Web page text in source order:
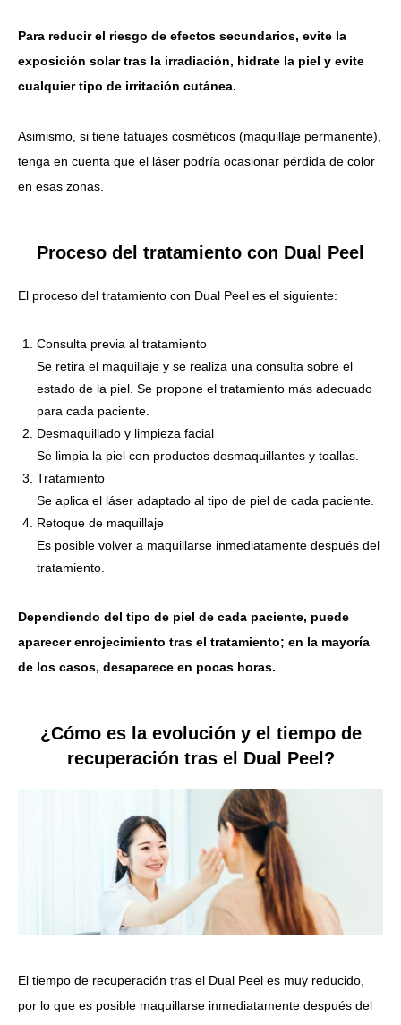
Para reducir el riesgo de efectos secundarios, evite la
exposición solar tras la irradiación, hidrate la piel y evite
cualquier tipo de irritación cutánea.
Asimismo, si tiene tatuajes cosméticos (maquillaje permanente),
tenga en cuenta que el láser podría ocasionar pérdida de color
en esas zonas.
Proceso del tratamiento con Dual Peel
El proceso del tratamiento con Dual Peel es el siguiente:
Consulta previa al tratamiento
Se retira el maquillaje y se realiza una consulta sobre el
estado de la piel. Se propone el tratamiento más adecuado
para cada paciente.
Desmaquillado y limpieza facial
Se limpia la piel con productos desmaquillantes y toallas.
Tratamiento
Se aplica el láser adaptado al tipo de piel de cada paciente.
Retoque de maquillaje
Es posible volver a maquillarse inmediatamente después del
tratamiento.
Dependiendo del tipo de piel de cada paciente, puede
aparecer enrojecimiento tras el tratamiento; en la mayoría
de los casos, desaparece en pocas horas.
¿Cómo es la evolución y el tiempo de
recuperación tras el Dual Peel?
El tiempo de recuperación tras el Dual Peel es muy reducido,
por lo que es posible maquillarse inmediatamente después del